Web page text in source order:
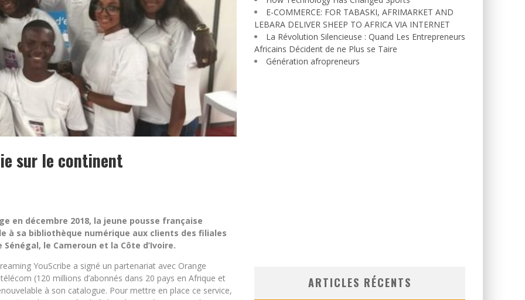
sur le continent
en décembre 2018, la jeune pousse française
à sa bibliothèque numérique aux clients des filiales
le Cameroun et la Côte d’Ivoire.
YouScribe a signé un partenariat avec Orange
(120 millions d’abonnés dans 20 pays en Afrique et
à son catalogue. Pour mettre en place ce service,
E-COMMERCE: FOR TABASKI, AFRIMARKET AND
LEBARA DELIVER SHEEP TO AFRICA VIA INTERNET
La Révolution Silencieuse : Quand Les Entrepreneurs
Africains Décident de ne Plus se Taire
Génération afropreneurs
ARTICLES RÉCENTS